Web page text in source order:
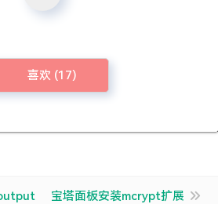
喜欢 (17)
宝塔面板安装mcrypt扩展